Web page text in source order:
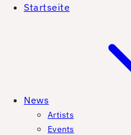
Startseite
News
Artists
Events